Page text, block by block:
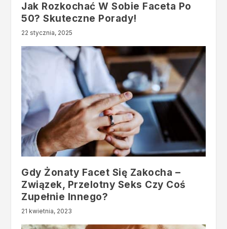
Jak Rozkochać W Sobie Faceta Po
50? Skuteczne Porady!
22 stycznia, 2025
Gdy Żonaty Facet Się Zakocha –
Związek, Przelotny Seks Czy Coś
Zupełnie Innego?
21 kwietnia, 2023